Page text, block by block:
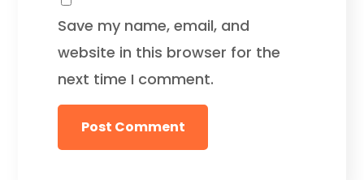
Save my name, email, and
website in this browser for the
next time I comment.